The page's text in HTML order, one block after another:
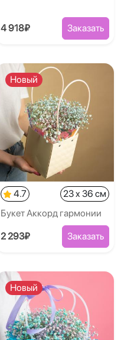
4 918₽ Заказать
Новый
4.7
23 x 36 см
Букет Аккорд гармонии
2 293₽ Заказать
Новый